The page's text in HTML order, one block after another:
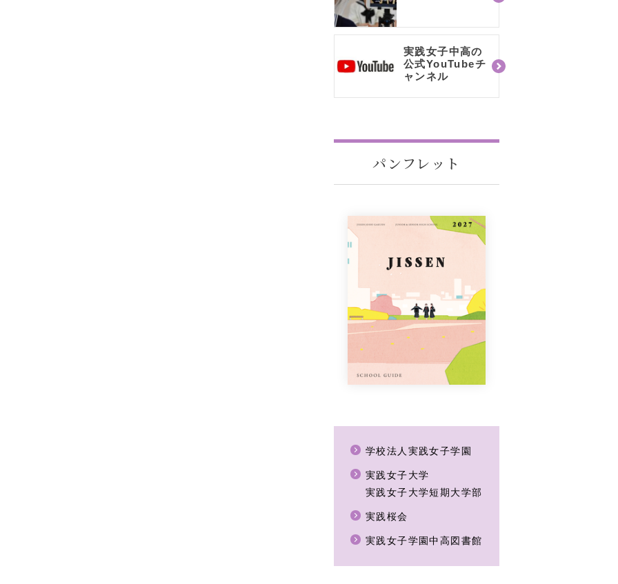
実践女子中高の
公式YouTubeチ
ャンネル
パンフレット
学校法人実践女子学園
実践女子大学
実践女子大学短期大学部
実践桜会
実践女子学園中高図書館